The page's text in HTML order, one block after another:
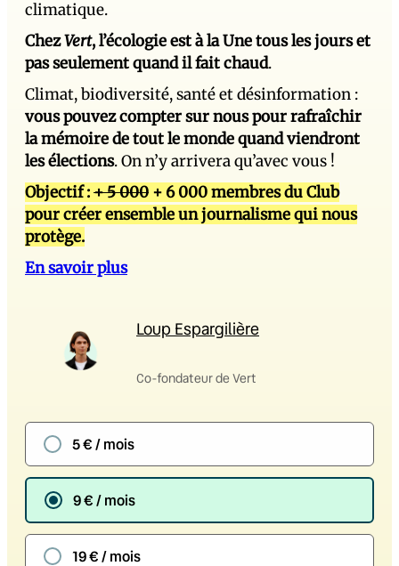
climatique.
ChezVert, l’écologie est à la Une tous les jours et
pas seulement quand il fait chaud.
Climat, biodiversité, santé et désinformation :
vous pouvez compter sur nous pour rafraîchir
la mémoire de tout le monde quand viendront
les élections. On n’y arrivera qu’avec vous !
Objectif :+ 5 000 + 6 000 membres du Club
pour créer ensemble un journalisme qui nous
protège.
En savoir plus
Loup Espargilière
Co-fondateur de Vert
5 € / mois
9 € / mois
19 € / mois